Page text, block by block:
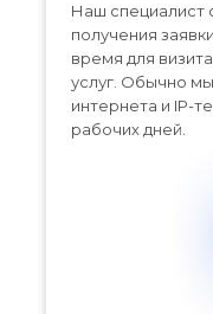
Наш специалист
получения
время для
услуг. Обычно
интернета и IP-
рабочих дней.